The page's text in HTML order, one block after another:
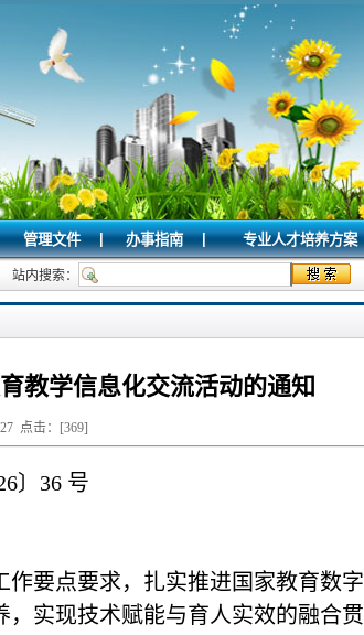
管理文件 | 办事指南 | 专业人才培养方案
站内搜索：
教学信息化交流活动的通知
点击：[369]
〕36 号
要点要求，扎实推进国家教育数字
实现技术赋能与育人实效的融合贯